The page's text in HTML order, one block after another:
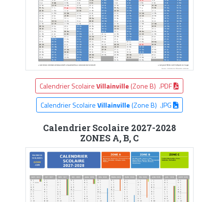
Calendrier ScolaireVillainville (Zone B) .PDF
Calendrier ScolaireVillainville(Zone B) .JPG
Calendrier Scolaire 2027-2028
ZONES A, B, C